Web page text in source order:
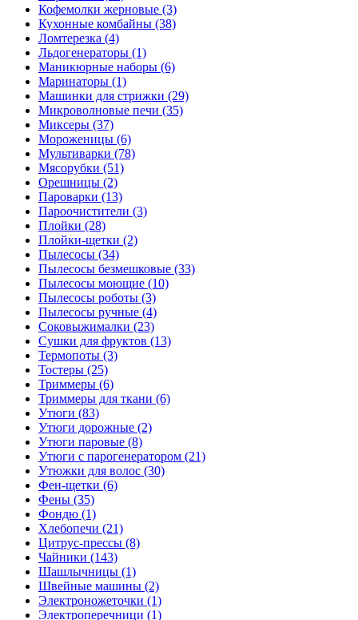
Кофемолки жерновые (3)
Кухонные комбайны (38)
Ломтерезка (4)
Льдогенераторы (1)
Маникюрные наборы (6)
Маринаторы (1)
Машинки для стрижки (29)
Микроволновые печи (35)
Миксеры (37)
Мороженицы (6)
Мультиварки (78)
Мясорубки (51)
Орешницы (2)
Пароварки (13)
Пароочистители (3)
Плойки (28)
Плойки-щетки (2)
Пылесосы (34)
Пылесосы безмешковые (33)
Пылесосы моющие (10)
Пылесосы роботы (3)
Пылесосы ручные (4)
Соковыжималки (23)
Сушки для фруктов (13)
Термопоты (3)
Тостеры (25)
Триммеры (6)
Триммеры для ткани (6)
Утюги (83)
Утюги дорожные (2)
Утюги паровые (8)
Утюги с парогенератором (21)
Утюжки для волос (30)
Фен-щетки (6)
Фены (35)
Фондю (1)
Хлебопечи (21)
Цитрус-прессы (8)
Чайники (143)
Шашлычницы (1)
Швейные машины (2)
Электроножеточки (1)
Электроперечници (1)